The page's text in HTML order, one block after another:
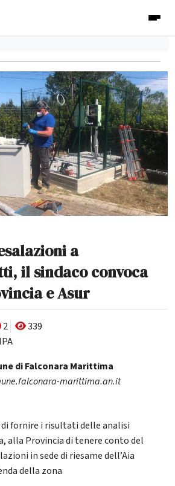
a
il sindaco convoca
e Asur
2
339
di Falconara Marittima
marittima.an.it
di fornire i risultati delle analisi
alla Provincia di tenere conto del
in sede di riesame dell’Aia
della zona